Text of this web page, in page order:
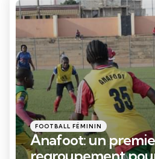
Catégories
Posté
dans
FOOTBALL FÉMININ
Anafoot: un